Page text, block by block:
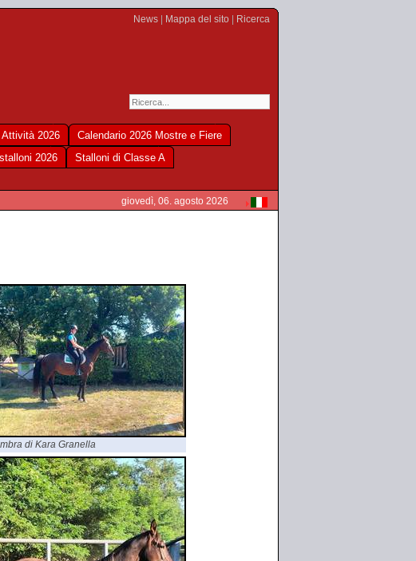
News Mappa del sito Ricerca
Attività 2026
Calendario 2026 Mostre e Fiere
2026
Stalloni di Classe A
giovedì, 06. agosto 2026
di Kara Granella